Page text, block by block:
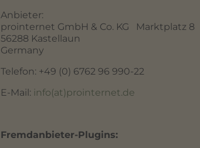
Anbieter:
prointernet GmbH & Co. KG Marktplatz 8
56288 Kastellaun
Germany
Telefon: +49 (0) 6762 96 990-22
E-Mail: info(at)prointernet.de
Fremdanbieter-Plugins: